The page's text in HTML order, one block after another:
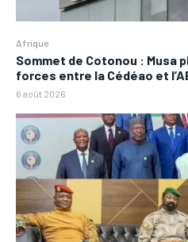
Afrique
Sommet de Cotonou : Musa
forces entre la Cédéao et
6 août 2026